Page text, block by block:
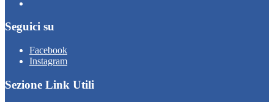
Seguici su
Facebook
Instagram
Sezione Link Utili